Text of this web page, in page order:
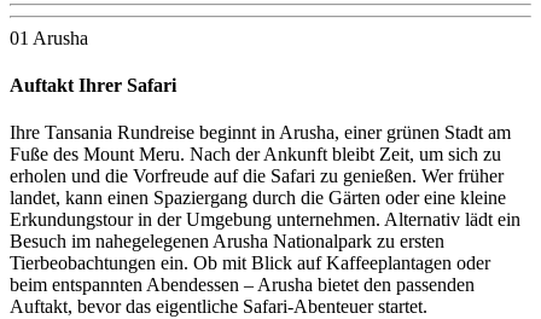
01 Arusha
Auftakt Ihrer Safari
Ihre Tansania Rundreise beginnt in Arusha, einer grünen Stadt am
Fuße des Mount Meru. Nach der Ankunft bleibt Zeit, um sich zu
erholen und die Vorfreude auf die Safari zu genießen. Wer früher
landet, kann einen Spaziergang durch die Gärten oder eine kleine
Erkundungstour in der Umgebung unternehmen. Alternativ lädt ein
Besuch im nahegelegenen Arusha Nationalpark zu ersten
Tierbeobachtungen ein. Ob mit Blick auf Kaffeeplantagen oder
beim entspannten Abendessen – Arusha bietet den passenden
Auftakt, bevor das eigentliche Safari-Abenteuer startet.